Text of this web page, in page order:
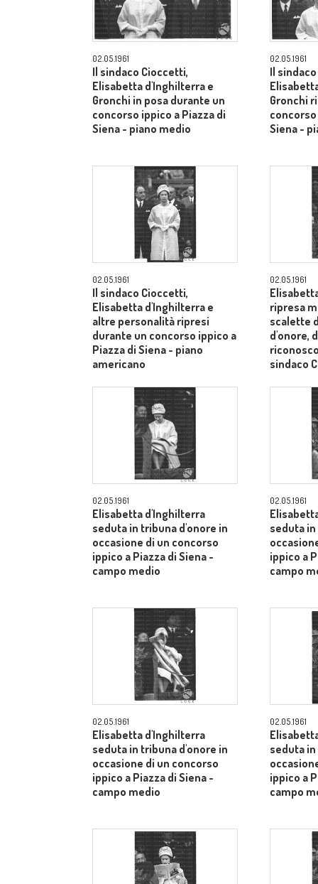
02.05.1961
Il sindaco Cioccetti,
Elisabetta d'Inghilterra e
Gronchi in posa durante un
concorso ippico a Piazza di
Siena - piano medio
02.05.1961
Il
Gronchi
Siena -
02.05.1961
Il sindaco Cioccetti,
Elisabetta d'Inghilterra e
altre personalità ripresi
durante un concorso ippico a
Piazza di Siena - piano
americano
02.05.1961
ripresa
scalette
d'onore,
sindaco
02.05.1961
Elisabetta d'Inghilterra
seduta in tribuna d'onore in
occasione di un concorso
ippico a Piazza di Siena -
campo medio
02.05.1961
seduta
ippico a
campo
02.05.1961
Elisabetta d'Inghilterra
seduta in tribuna d'onore in
occasione di un concorso
ippico a Piazza di Siena -
campo medio
02.05.1961
seduta
ippico a
campo